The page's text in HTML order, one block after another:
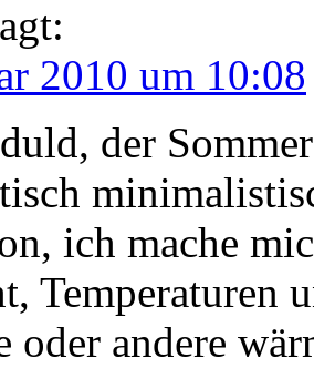
2010 um 10:08
der
ich mache
Temperaturen
oder andere